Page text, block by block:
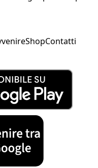
ShopContatti